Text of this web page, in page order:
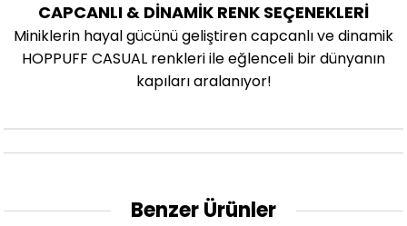
CAPCANLI & DİNAMİK RENK SEÇENEKLERİ
Miniklerin hayal gücünü geliştiren capcanlı ve dinamik
HOPPUFF CASUAL renkleri ile eğlenceli bir dünyanın
kapıları aralanıyor!
Benzer Ürünler